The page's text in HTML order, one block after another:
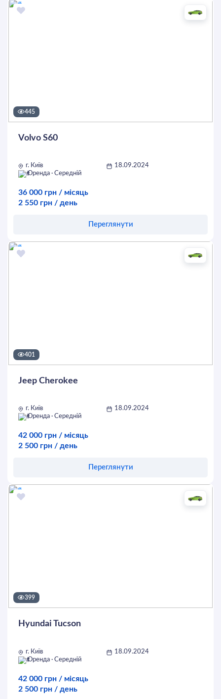
445
Volvo S60
г. Київ
18.09.2024
Оренда · Середній
36 000 грн / місяць
2 550 грн / день
Переглянути
Оставить заявку
401
Jeep Cherokee
г. Київ
18.09.2024
Оренда · Середній
42 000 грн / місяць
2 500 грн / день
Переглянути
Оставить заявку
399
Hyundai Tucson
г. Київ
18.09.2024
Оренда · Середній
42 000 грн / місяць
2 500 грн / день